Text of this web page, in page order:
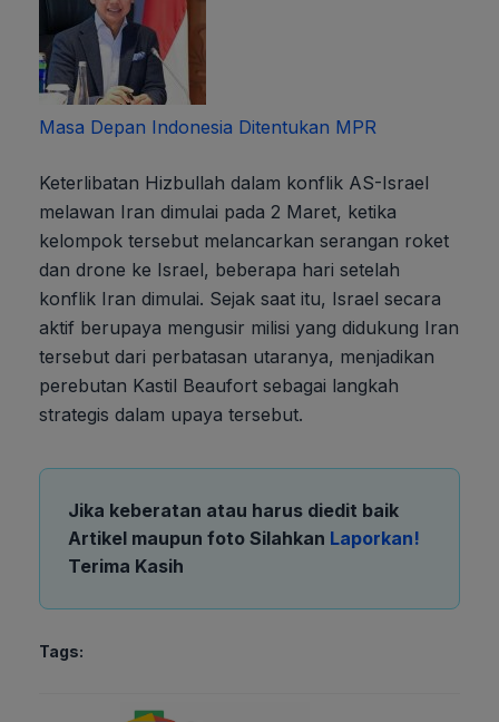
Masa Depan Indonesia Ditentukan MPR
Keterlibatan Hizbullah dalam konflik AS-Israel
melawan Iran dimulai pada 2 Maret, ketika
kelompok tersebut melancarkan serangan roket
dan drone ke Israel, beberapa hari setelah
konflik Iran dimulai. Sejak saat itu, Israel secara
aktif berupaya mengusir milisi yang didukung Iran
tersebut dari perbatasan utaranya, menjadikan
perebutan Kastil Beaufort sebagai langkah
strategis dalam upaya tersebut.
Jika keberatan atau harus diedit baik
Artikel maupun foto Silahkan Laporkan!
Terima Kasih
Tags: